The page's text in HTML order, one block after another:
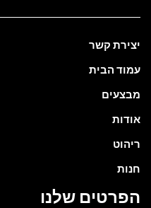
יצירת קשר
עמוד הבית
מבצעים
אודות
ריהוט
חנות
הפרטים שלנו